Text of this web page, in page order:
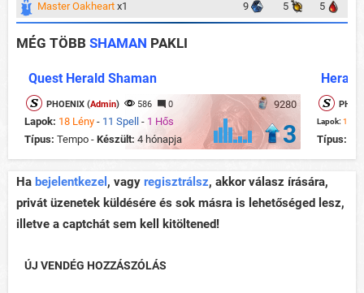
Master Oakheart x1 9 5 5
MÉG TÖBB SHAMAN PAKLI
Quest Herald Shaman
9280
PHOENIX (Admin) 586 0
Lapok: 18 Lény - 11 Spell - 1 Hős
Típus: Tempo - Készült: 4 hónapja 3
Herald
Lapok: 13
Típus:
Ha bejelentkezel , vagy regisztrálsz, akkor válasz írására,
privát üzenetek küldésére és sok másra is lehetőséged lesz,
illetve a captchát sem kell kitöltened!
ÚJ VENDÉG HOZZÁSZÓLÁS